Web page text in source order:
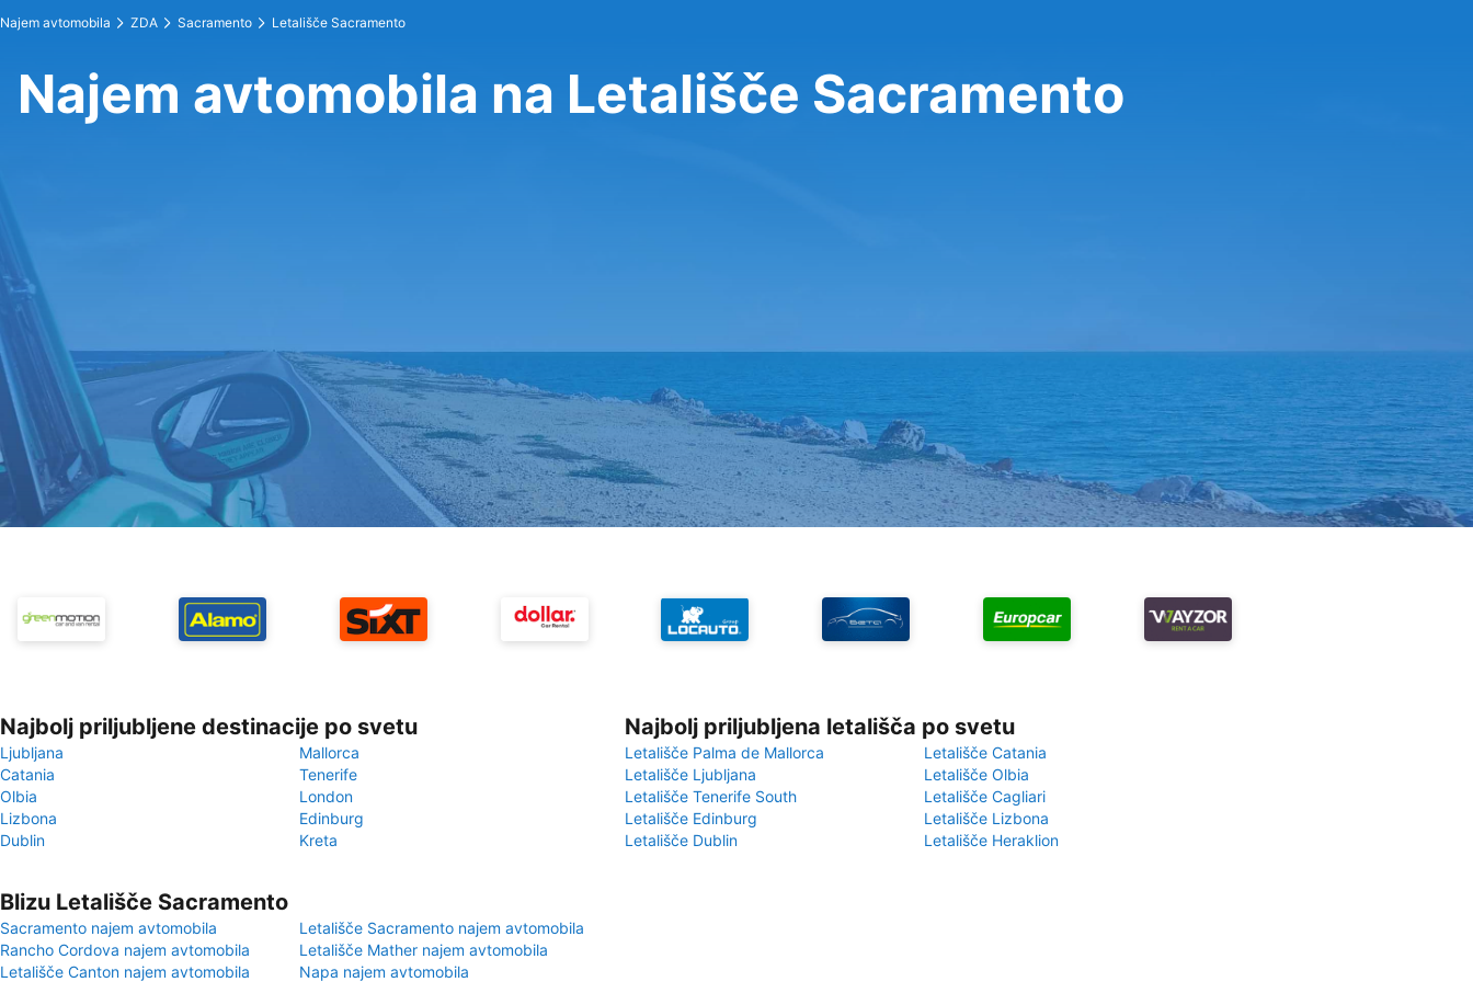
Najem avtomobila ZDA Sacramento Letališče Sacramento
Najem avtomobila na Letališče Sacramento
Najbolj priljubljene destinacije po svetu
Ljubljana
Mallorca
Catania
Tenerife
Olbia
London
Lizbona
Edinburg
Dublin
Kreta
Najbolj priljubljena letališča po svetu
Letališče Palma de Mallorca
Letališče Catania
Letališče Ljubljana
Letališče Olbia
Letališče Tenerife South
Letališče Cagliari
Letališče Edinburg
Letališče Lizbona
Letališče Dublin
Letališče Heraklion
Blizu Letališče Sacramento
Sacramento najem avtomobila
Letališče Sacramento najem avtomobila
Rancho Cordova najem avtomobila
Letališče Mather najem avtomobila
Letališče Canton najem avtomobila
Napa najem avtomobila